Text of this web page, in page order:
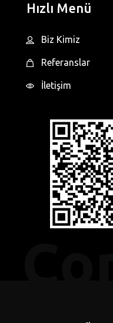
Hızlı Menü
Biz Kimiz
Referanslar
İletişim